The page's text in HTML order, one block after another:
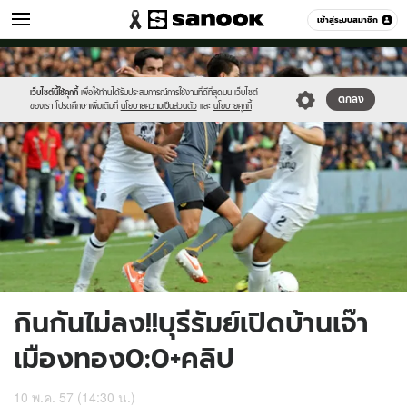
เข้าสู่ระบบสมาชิก
กีฬา หมวดอื่นๆ
เว็บไซต์นี้ใช้คุกกี้ เพื่อให้ท่านได้รับประสบการณ์การใช้งานที่ดีที่สุดบน เว็บไซต์
ของเรา โปรดศึกษาเพิ่มเติมที่ นโยบายความเป็นส่วนตัว และ นโยบายคุกกี้
ตกลง
Sanook
//s.isanook.com/sr/0/images/logo-
new-
sanook.png
600
60
//s.isanook.com/sp/0/ud/14/71295/a.jpg
กินกันไม่ลง!!บุรีรัมย์เปิดบ้านเจ๊า
เมืองทอง0:0+คลิป
10 พ.ค. 57 (14:30 น.)